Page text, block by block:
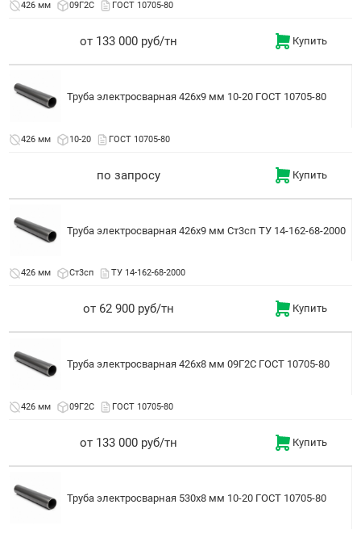
426 мм 09Г2С ГОСТ 10705-80
от 133 000 руб/тн Купить
Труба электросварная 426x9 мм 10-20 ГОСТ 10705-80
426 мм 10-20 ГОСТ 10705-80
по запросу Купить
Труба электросварная 426x9 мм Ст3сп ТУ 14-162-68-2000
426 мм Ст3сп ТУ 14-162-68-2000
от 62 900 руб/тн Купить
Труба электросварная 426x8 мм 09Г2С ГОСТ 10705-80
426 мм 09Г2С ГОСТ 10705-80
от 133 000 руб/тн Купить
Труба электросварная 530x8 мм 10-20 ГОСТ 10705-80